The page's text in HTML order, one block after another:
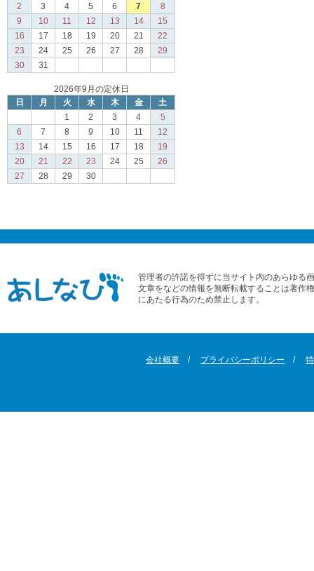
2
3 4 5 6 7
8
9
10 11 12 13 14
15
16
17 18 19 20 21
22
23
24 25 26 27 28
29
30
31
2026年9月の定休日
日
月 火 水 木 金
土
1
2 3 4
5
6
7 8 9 10 11
12
13
14 15 16 17 18
19
20
21 22 23 24 25
26
27
28 29 30
管理者の許諾を得ずに当サイト内のあらゆる
文章をなどの情報を無断転載することは著作
にあたる行為のため禁止します。
会社概要 プライバシーポリシー